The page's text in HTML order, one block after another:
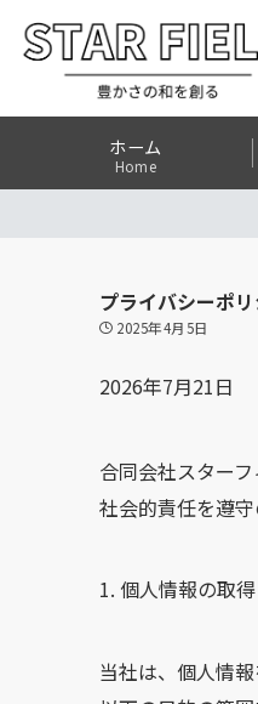
ホーム
Home
プライバシーポ
2025年4月5日
2026年7月21日
合同会社スター
社会的責任を遵
個人情報の取
当社は、個人情